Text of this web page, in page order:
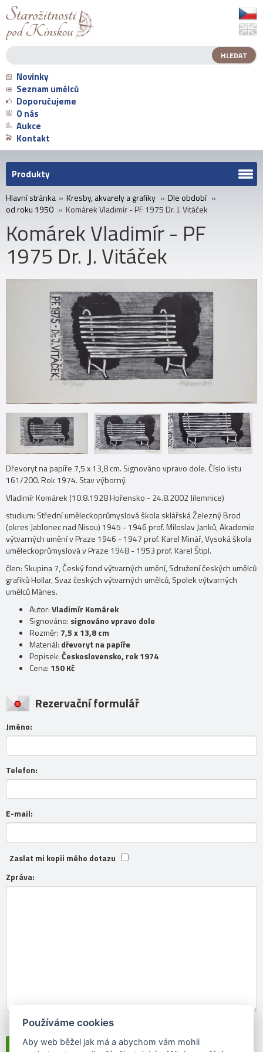
Novinky
Seznam umělců
Doporučujeme
O nás
Aukce
Kontakt
Produkty
Hlavní stránka » Kresby, akvarely a grafiky » Dle období »
od roku 1950 » Komárek Vladimír - PF 1975 Dr. J. Vitáček
Komárek Vladimír - PF
1975 Dr. J. Vitáček
Dřevoryt na papíře 7,5 x 13,8 cm. Signováno vpravo dole. Číslo listu
161/200. Rok 1974. Stav výborný.
Vladimír Komárek (10.8.1928 Hořensko - 24.8.2002 Jilemnice)
studium: Střední uměleckoprůmyslová škola sklářská Železný Brod
(okres Jablonec nad Nisou) 1945 - 1946 prof. Miloslav Janků, Akademie
výtvarných umění v Praze 1946 - 1947 prof. Karel Minář, Vysoká škola
uměleckoprůmyslová v Praze 1948 - 1953 prof. Karel Štipl.
člen: Skupina 7, Český fond výtvarných umění, Sdružení českých umělců
grafiků Hollar, Svaz českých výtvarných umělců, Spolek výtvarných
umělců Mánes.
Autor:Vladimír Komárek
Signováno: signováno vpravo dole
Rozměr: 7,5 x 13,8 cm
Materiál: dřevoryt na papíře
Popisek:Československo, rok 1974
Cena: 150 Kč
Rezervační formulář
Jméno:
Telefon:
E-mail:
Zaslat mi kopii mého dotazu
Zpráva:
Souhlasím sezpracováním osobních údajů
Používáme cookies
Aby web běžel jak má a abychom vám mohli